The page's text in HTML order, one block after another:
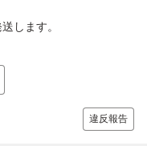
します。
違反報告